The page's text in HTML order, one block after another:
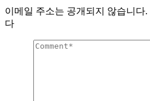
이메일 주소는 공개되지 않습니다.
다